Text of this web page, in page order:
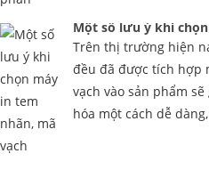
Một số lưu ý khi
Trên thị trường hiện
đều đã được tích hợp
vạch vào sản phẩm
hóa một cách dễ